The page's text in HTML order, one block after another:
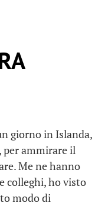
giorno in Islanda,
per ammirare il
Me ne hanno
colleghi, ho visto
modo di